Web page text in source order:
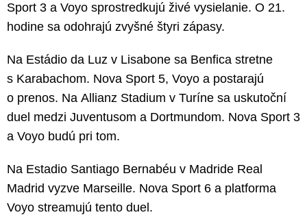
Sport 3 a Voyo sprostredkujú živé vysielanie. O 21.
hodine sa odohrajú zvyšné štyri zápasy.
Na Estádio da Luz v Lisabone sa Benfica stretne
s Karabachom. Nova Sport 5, Voyo a postarajú
o prenos. Na Allianz Stadium v Turíne sa uskutoční
duel medzi Juventusom a Dortmundom. Nova Sport 3
a Voyo budú pri tom.
Na Estadio Santiago Bernabéu v Madride Real
Madrid vyzve Marseille. Nova Sport 6 a platforma
Voyo streamujú tento duel.